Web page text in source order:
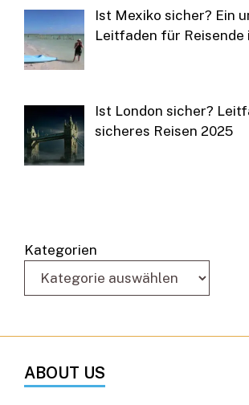
Ist Mexiko sicher? Ein
Leitfaden für Reisende
Ist London sicher?
sicheres Reisen 2025
Kategorien
ABOUT US